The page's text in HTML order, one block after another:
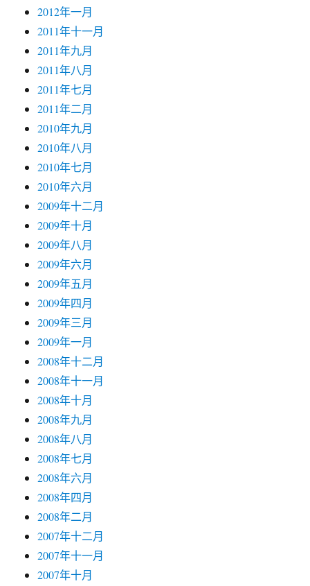
2012年一月
2011年十一月
2011年九月
2011年八月
2011年七月
2011年二月
2010年九月
2010年八月
2010年七月
2010年六月
2009年十二月
2009年十月
2009年八月
2009年六月
2009年五月
2009年四月
2009年三月
2009年一月
2008年十二月
2008年十一月
2008年十月
2008年九月
2008年八月
2008年七月
2008年六月
2008年四月
2008年二月
2007年十二月
2007年十一月
2007年十月